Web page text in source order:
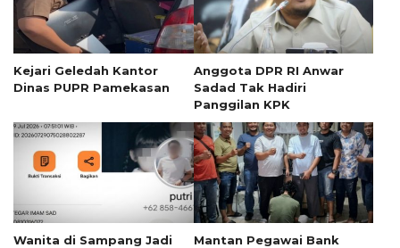
Kejari Geledah Kantor
Dinas PUPR Pamekasan
Anggota DPR RI Anwar
Sadad Tak Hadiri
Panggilan KPK
Wanita di Sampang Jadi
Mantan Pegawai Bank